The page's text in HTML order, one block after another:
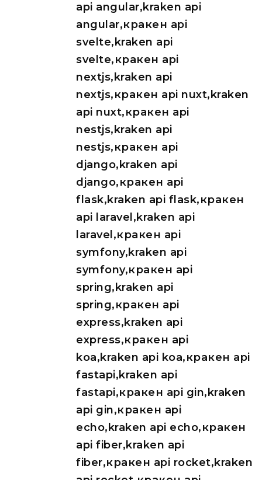
api angular,kraken api
angular,кракен api
svelte,kraken api
svelte,кракен api
nextjs,kraken api
nextjs,кракен api nuxt,kraken
api nuxt,кракен api
nestjs,kraken api
nestjs,кракен api
django,kraken api
django,кракен api
flask,kraken api flask,кракен
api laravel,kraken api
laravel,кракен api
symfony,kraken api
symfony,кракен api
spring,kraken api
spring,кракен api
express,kraken api
express,кракен api
koa,kraken api koa,кракен api
fastapi,kraken api
fastapi,кракен api gin,kraken
api gin,кракен api
echo,kraken api echo,кракен
api fiber,kraken api
fiber,кракен api rocket,kraken